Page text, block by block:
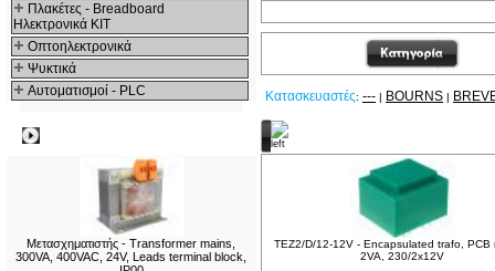
Πλακέτες - Breadboard
Ηλεκτρονικά ΚΙΤ
Οπτοηλεκτρονικά
Ψυκτικά
Αυτοματισμοί - PLC
Μετασχηματιστής - Transformer mains,
300VA, 400VAC, 24V, Leads terminal block,
Κατασκευαστές: --- | BOURNS |
TEZ2/D/12-12V - Encapsulated trafo, PCB
2VA, 230/2x12V